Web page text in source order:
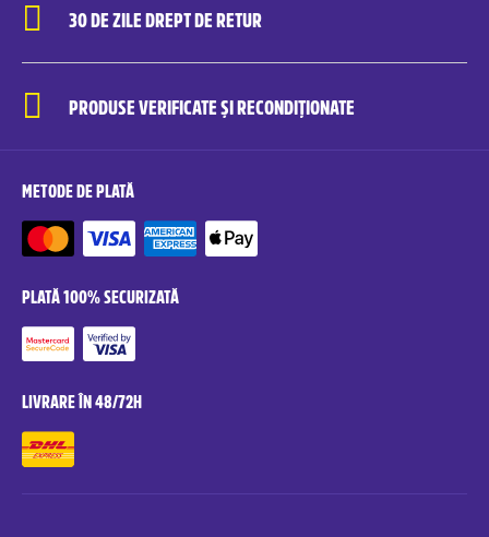
30 DE ZILE DREPT DE RETUR
PRODUSE VERIFICATE ȘI RECONDIȚIONATE
METODE DE PLATĂ
PLATĂ 100% SECURIZATĂ
LIVRARE ÎN 48/72H